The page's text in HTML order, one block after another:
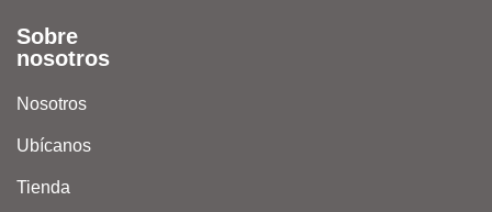
Sobre
nosotros
Nosotros
Ubícanos
Tienda